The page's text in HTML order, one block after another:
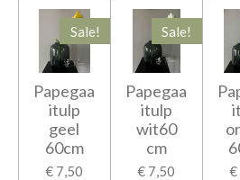
Sale!
Papegaa
itulp
geel
60cm
€ 7,50
Sale!
Papegaa
itulp
wit60
cm
€ 7,50 €